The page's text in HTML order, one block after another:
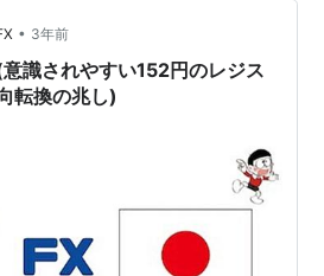
政策金利も利上げが優勢 7月以
ユ…
• 3年前
識されやすい152円のレジス
転換の兆し)